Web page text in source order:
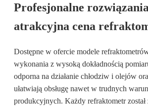
Profesjonalne
atrakcyjna cena
Dostępne w ofercie modele
wykonania z wysoką dokładnością
odporna na działanie chłodziw i olejów
ułatwiają obsługę nawet w trudnych
produkcyjnych. Każdy refraktometr